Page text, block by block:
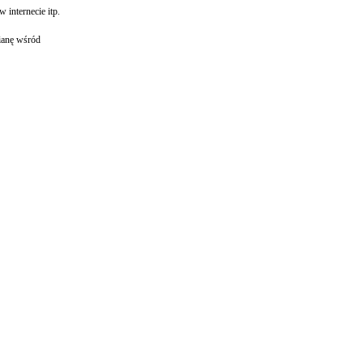
internecie itp.
wśród